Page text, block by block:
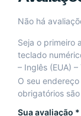
Não há
Seja o primeiro
teclado
– Inglês (EUA)
O seu
obrigatórios
Sua avaliação *